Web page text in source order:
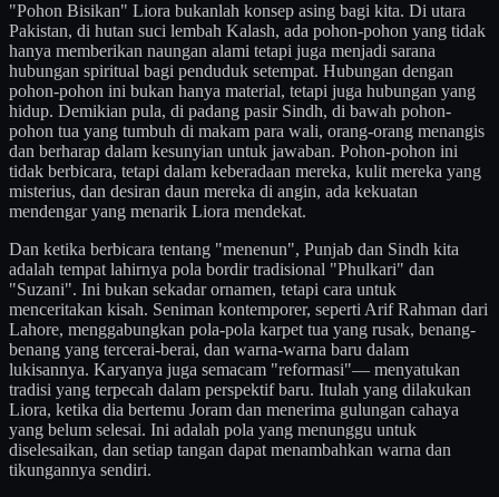
"Pohon Bisikan" Liora bukanlah konsep asing bagi kita. Di utara
Pakistan, di hutan suci lembah Kalash, ada pohon-pohon yang tidak
hanya memberikan naungan alami tetapi juga menjadi sarana
hubungan spiritual bagi penduduk setempat. Hubungan dengan
pohon-pohon ini bukan hanya material, tetapi juga hubungan yang
hidup. Demikian pula, di padang pasir Sindh, di bawah pohon-
pohon tua yang tumbuh di makam para wali, orang-orang menangis
dan berharap dalam kesunyian untuk jawaban. Pohon-pohon ini
tidak berbicara, tetapi dalam keberadaan mereka, kulit mereka yang
misterius, dan desiran daun mereka di angin, ada kekuatan
mendengar yang menarik Liora mendekat.
Dan ketika berbicara tentang "menenun", Punjab dan Sindh kita
adalah tempat lahirnya pola bordir tradisional "Phulkari" dan
"Suzani". Ini bukan sekadar ornamen, tetapi cara untuk
menceritakan kisah. Seniman kontemporer, seperti Arif Rahman dari
Lahore, menggabungkan pola-pola karpet tua yang rusak, benang-
benang yang tercerai-berai, dan warna-warna baru dalam
lukisannya. Karyanya juga semacam "reformasi"— menyatukan
tradisi yang terpecah dalam perspektif baru. Itulah yang dilakukan
Liora, ketika dia bertemu Joram dan menerima gulungan cahaya
yang belum selesai. Ini adalah pola yang menunggu untuk
diselesaikan, dan setiap tangan dapat menambahkan warna dan
tikungannya sendiri.